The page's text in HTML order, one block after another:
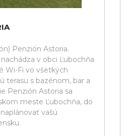
Penzión Astoria.
v obci Ľubochňa
Wi-Fi vo všetkých
terasu s bazénom, bar a
Penzión Astoria sa
meste Ľubochňa, do
vašú